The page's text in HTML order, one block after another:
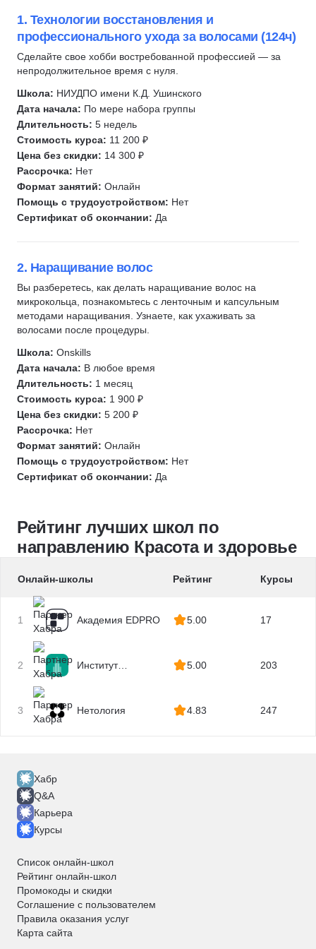
Антиэйджинг
Медицина
Стоматология
Сестринское дело
Ветеринария
Медицинский регистратор
Коррекция фигуры
Коррекция бровей
Медицинский массаж
Эпиляция
Депиляция
Гуаша
Массаж лица
Антицеллюлитный массаж
Профпатология
EAACI
Иммунология
Аллергология
Дерматология
Уход за волосами
Уход за кожей
Лимфодренажный массаж
Гомеопатия
Фитнес тренеры
1. Технологии восстановления и
профессионального ухода за волосами (124ч)
Сделайте свое хобби востребованной профессией — за
непродолжительное время с нуля.
Школа: НИУДПО имени К.Д. Ушинского
Дата начала: По мере набора группы
Длительность: 5 недель
Стоимость курса: 11 200 ₽
Цена без скидки: 14 300 ₽
Рассрочка: Нет
Формат занятий: Онлайн
Помощь с трудоустройством: Нет
Сертификат об окончании: Да
2. Наращивание волос
Вы разберетесь, как делать наращивание волос на
микрокольца, познакомьтесь с ленточным и капсульным
методами наращивания. Узнаете, как ухаживать за
волосами после процедуры.
Школа: Onskills
Дата начала: В любое время
Длительность: 1 месяц
Стоимость курса: 1 900 ₽
Цена без скидки: 5 200 ₽
Рассрочка: Нет
Формат занятий: Онлайн
Помощь с трудоустройством: Нет
Сертификат об окончании: Да
Рейтинг лучших школ по
направлению Красота и здоровье
Онлайн-школы Рейтинг Курсы
1 Академия EDPRO 5.00 17
2
Институт
5.00 203
3 Нетология 4.83 247
Хабр
Q&A
Карьера
Курсы
Список онлайн-школ
Рейтинг онлайн-школ
Промокоды и скидки
Соглашение с пользователем
Правила оказания услуг
Карта сайта